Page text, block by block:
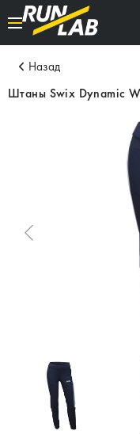
Назад
Штаны Swix Dynamic